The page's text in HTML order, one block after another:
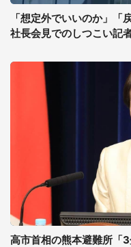
「想定外でいいのか」「
社長会見でのしつこい記
高市首相の熊本避難所「